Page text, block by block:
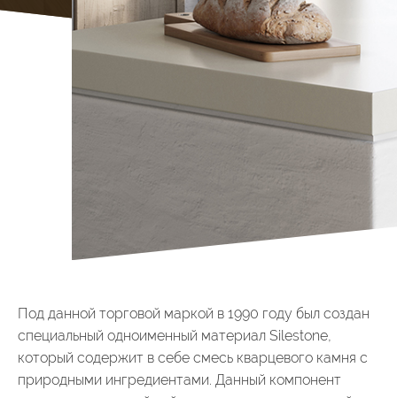
Под данной торговой маркой в 1990 году был создан
специальный одноименный материал Silestone,
который содержит в себе смесь кварцевого камня с
природными ингредиентами. Данный компонент